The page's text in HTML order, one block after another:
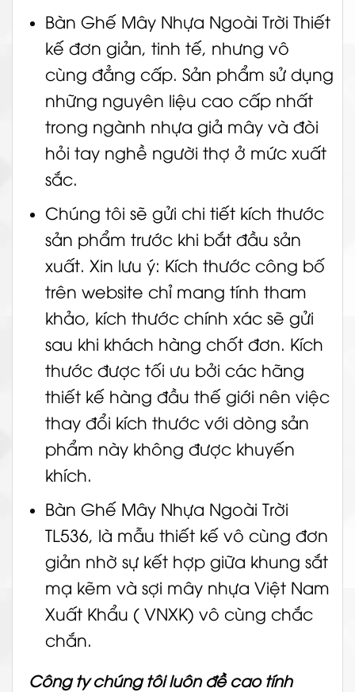
Bàn Ghế Mây Nhựa Ngoài Trời Thiết
kế đơn giản, tinh tế, nhưng vô
cùng đẳng cấp. Sản phẩm sử dụng
những nguyên liệu cao cấp nhất
trong ngành nhựa giả mây và đòi
hỏi tay nghề người thợ ở mức xuất
sắc.
Chúng tôi sẽ gửi chi tiết kích thước
sản phẩm trước khi bắt đầu sản
xuất. Xin lưu ý: Kích thước công bố
trên website chỉ mang tính tham
khảo, kích thước chính xác sẽ gửi
sau khi khách hàng chốt đơn. Kích
thước được tối ưu bởi các hãng
thiết kế hàng đầu thế giới nên việc
thay đổi kích thước với dòng sản
phẩm này không được khuyến
khích.
Bàn Ghế Mây Nhựa Ngoài Trời
TL536, là mẫu thiết kế vô cùng đơn
giản nhờ sự kết hợp giữa khung sắt
mạ kẽm và sợi mây nhựa Việt Nam
Xuất Khẩu ( VNXK) vô cùng chắc
chắn.
Công ty chúng tôi luôn đề cao tính